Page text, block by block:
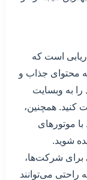
است که
محتوای جذاب و
را به وبسایت
کنید. همچنین،
موتورهای
شوید.
برای شرکت‌ها،
می‌توانند